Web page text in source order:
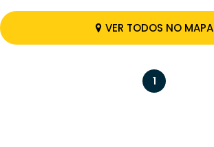
VER TODOS NO MAPA
1